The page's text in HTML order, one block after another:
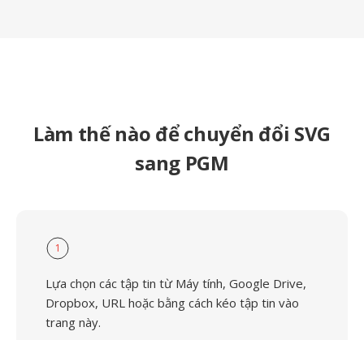
Làm thế nào để chuyển đổi SVG
sang PGM
1
Lựa chọn các tập tin từ Máy tính, Google Drive,
Dropbox, URL hoặc bằng cách kéo tập tin vào
trang này.